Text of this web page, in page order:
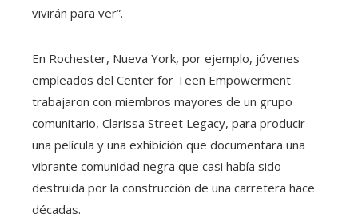
vivirán para ver”.
En Rochester, Nueva York, por ejemplo, jóvenes
empleados del Center for Teen Empowerment
trabajaron con miembros mayores de un grupo
comunitario, Clarissa Street Legacy, para producir
una película y una exhibición que documentara una
vibrante comunidad negra que casi había sido
destruida por la construcción de una carretera hace
décadas.